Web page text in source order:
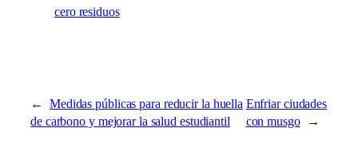
cero residuos
←
Medidas públicas para reducir la huella
de carbono y mejorar la salud estudiantil
Enfriar ciudades
con musgo
→